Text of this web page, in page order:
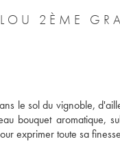
le sol du vignoble,
bouquet
exprimer toute sa